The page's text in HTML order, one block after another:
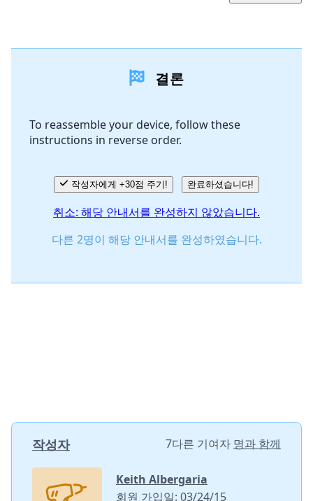
결론
To reassemble your device, follow these
instructions in reverse order.
작성자에게 +30점 주기! 완료하셨습니다!
취소: 해당 안내서를 완성하지 않았습니다.
다른 2명이 해당 안내서를 완성하였습니다.
작성자 7다른 기여자 명과 함께
Keith Albergaria
회원 가입일: 03/24/15